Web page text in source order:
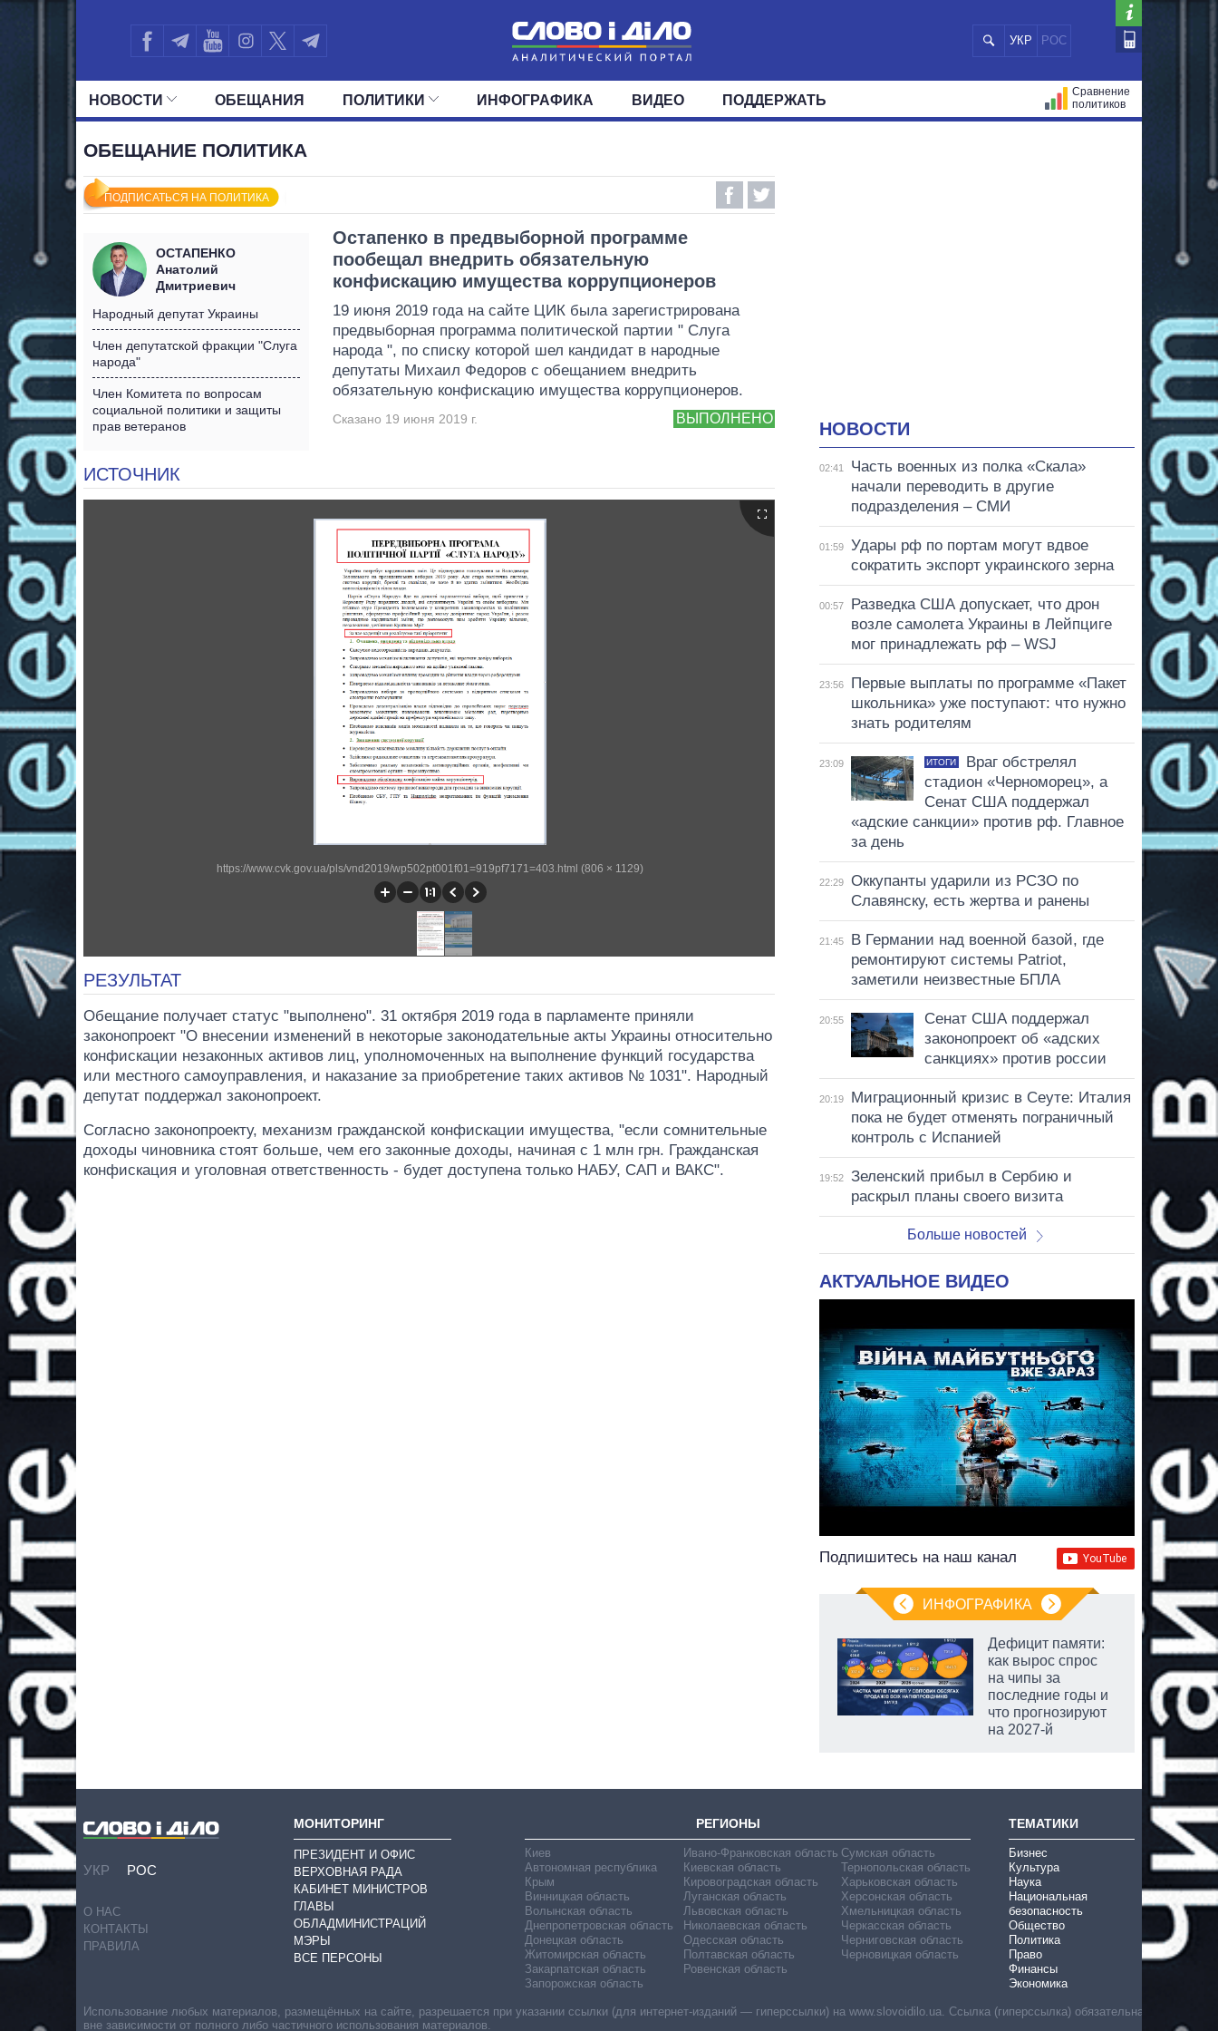
УКР РОС
НОВОСТИ
МИР
ОБЕЩАНИЯ ПОЛИТИКИ
ОКРУГА
ИНФОГРАФИКА ВИДЕО ПОДДЕРЖАТЬ
Сравнение
политиков
ОБЕЩАНИЕ ПОЛИТИКА
ПОДПИСАТЬСЯ НА ПОЛИТИКА
ОСТАПЕНКО
Анатолий
Дмитриевич
Народный депутат Украины
Член депутатской фракции "Слуга
народа"
Член Комитета по вопросам
социальной политики и защиты
прав ветеранов
Остапенко в предвыборной программе
пообещал внедрить обязательную
конфискацию имущества коррупционеров
19 июня 2019 года на сайте ЦИК была зарегистрирована
предвыборная программа политической партии " Слуга
народа ", по списку которой шел кандидат в народные
депутаты Михаил Федоров с обещанием внедрить
обязательную конфискацию имущества коррупционеров.
ВЫПОЛНЕНО
Сказано 19 июня 2019 г.
ИСТОЧНИК
https://www.cvk.gov.ua/pls/vnd2019/wp502pt001f01=919pf7171=403.html (806 × 1129)
РЕЗУЛЬТАТ
Обещание получает статус "выполнено". 31 октября 2019 года в парламенте приняли
законопроект "О внесении изменений в некоторые законодательные акты Украины относительно
конфискации незаконных активов лиц, уполномоченных на выполнение функций государства
или местного самоуправления, и наказание за приобретение таких активов № 1031". Народный
депутат поддержал законопроект.
Согласно законопроекту, механизм гражданской конфискации имущества, "если сомнительные
доходы чиновника стоят больше, чем его законные доходы, начиная с 1 млн грн. Гражданская
конфискация и уголовная ответственность - будет доступена только НАБУ, САП и ВАКС".
НОВОСТИ
02:41
Часть военных из полка «Скала»
начали переводить в другие
подразделения – СМИ
01:59
Удары рф по портам могут вдвое
сократить экспорт украинского зерна
00:57
Разведка США допускает, что дрон
возле самолета Украины в Лейпциге
мог принадлежать рф – WSJ
23:56
Первые выплаты по программе «Пакет
школьника» уже поступают: что нужно
знать родителям
23:09 ИТОГИ
Враг обстрелял
стадион «Черноморец», а
Сенат США поддержал
«адские санкции» против рф. Главное
за день
22:29
Оккупанты ударили из РСЗО по
Славянску, есть жертва и ранены
21:45
В Германии над военной базой, где
ремонтируют системы Patriot,
заметили неизвестные БПЛА
20:55
Сенат США поддержал
законопроект об «адских
санкциях» против россии
20:19
Миграционный кризис в Сеуте: Италия
пока не будет отменять пограничный
контроль с Испанией
19:52
Зеленский прибыл в Сербию и
раскрыл планы своего визита
Больше новостей
АКТУАЛЬНОЕ ВИДЕО
Подпишитесь на наш канал
ИНФОГРАФИКА
Дефицит памяти:
как вырос спрос
на чипы за
последние годы и
что прогнозируют
на 2027-й
УКР РОС
О НАС
КОНТАКТЫ
ПРАВИЛА
МОНИТОРИНГ
ПРЕЗИДЕНТ И ОФИС
ВЕРХОВНАЯ РАДА
КАБИНЕТ МИНИСТРОВ
ГЛАВЫ
ОБЛАДМИНИСТРАЦИЙ
МЭРЫ
ВСЕ ПЕРСОНЫ
РЕГИОНЫ
Киев
Автономная республика
Крым
Винницкая область
Волынская область
Днепропетровская область
Донецкая область
Житомирская область
Закарпатская область
Запорожская область
Ивано-Франковская область
Киевская область
Кировоградская область
Луганская область
Львовская область
Николаевская область
Одесская область
Полтавская область
Ровенская область
Сумская область
Тернопольская область
Харьковская область
Херсонская область
Хмельницкая область
Черкасская область
Черниговская область
Черновицкая область
ТЕМАТИКИ
Бизнес
Культура
Наука
Национальная
безопасность
Общество
Политика
Право
Финансы
Экономика
Использование любых материалов, размещённых на сайте, разрешается при указании ссылки (для интернет-изданий — гиперссылки) на www.slovoidilo.ua. Ссылка (гиперссылка) обязательна
вне зависимости от полного либо частичного использования материалов.